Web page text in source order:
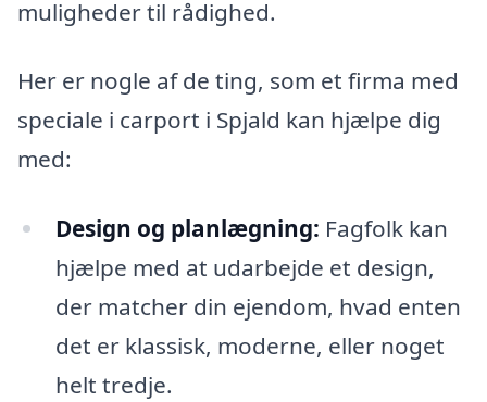
muligheder til rådighed.
Her er nogle af de ting, som et firma med
speciale i carport i Spjald kan hjælpe dig
med:
Design og planlægning: Fagfolk kan
hjælpe med at udarbejde et design,
der matcher din ejendom, hvad enten
det er klassisk, moderne, eller noget
helt tredje.